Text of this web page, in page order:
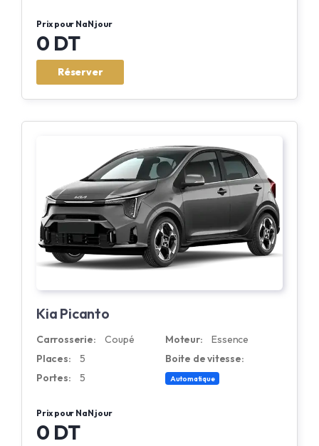
Prix pour NaN jour
0 DT
Réserver
Kia Picanto
Carrosserie:
Coupé
Places:
5
Portes:
5
Moteur:
Essence
Boite de vitesse:
Automatique
Prix pour NaN jour
0 DT